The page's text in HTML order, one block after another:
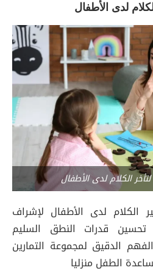
لدى الأطفال
لتأخر الكلام لدى الأطفال
الكلام لدى الأطفال لإشراف
قدرات النطق السليم
الدقيق لمجموعة التمارين
الطفل منزليا